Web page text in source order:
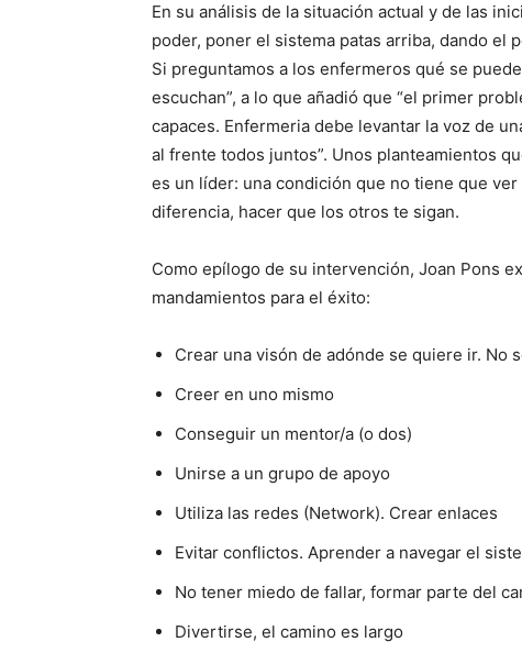
En su análisis de la situación actual y de las
poder, poner el sistema patas arriba, dando el
Si preguntamos a los enfermeros qué se
escuchan”, a lo que añadió que “el primer
capaces. Enfermeria debe levantar la voz de
al frente todos juntos”. Unos planteamientos
es un líder: una condición que no tiene que
diferencia, hacer que los otros te sigan.
Como epílogo de su intervención, Joan Pons
mandamientos para el éxito:
Crear una visón de adónde se quiere ir. No
Creer en uno mismo
Conseguir un mentor/a (o dos)
Unirse a un grupo de apoyo
Utiliza las redes (Network). Crear enlaces
Evitar conflictos. Aprender a navegar el
No tener miedo de fallar, formar parte del
Divertirse, el camino es largo